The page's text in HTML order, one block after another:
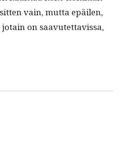
vain, mut­ta epäilen,
on saavutet­tavis­sa,